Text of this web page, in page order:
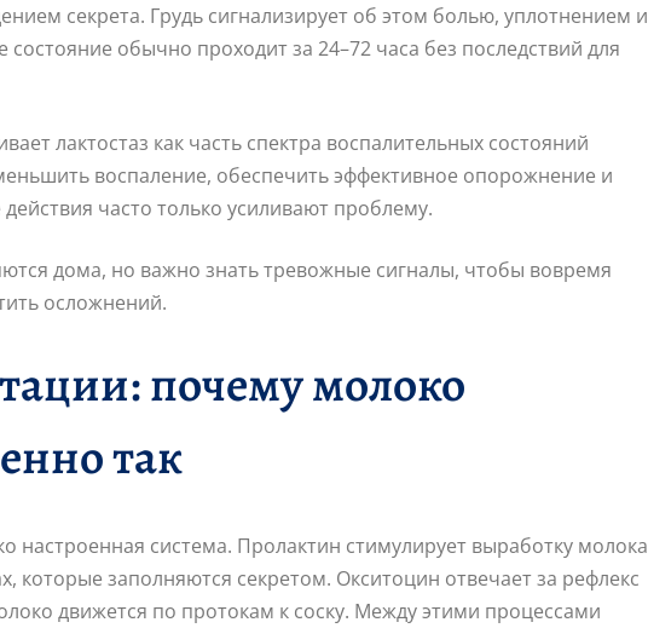
секрета. Грудь сигнализирует об этом болью, уплотнением и
обычно проходит за 24–72 часа без последствий для
лактостаз как часть спектра воспалительных состояний
воспаление, обеспечить эффективное опорожнение и
часто только усиливают проблему.
дома, но важно знать тревожные сигналы, чтобы вовремя
осложнений.
почему молоко
так
настроенная система. Пролактин стимулирует выработку молока
заполняются секретом. Окситоцин отвечает за рефлекс
движется по протокам к соску. Между этими процессами